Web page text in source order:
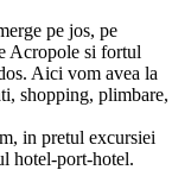
pe jos, pe
Acropole si fortul
Aici vom avea la
shopping, plimbare,
in pretul excursiei
hotel-port-hotel.